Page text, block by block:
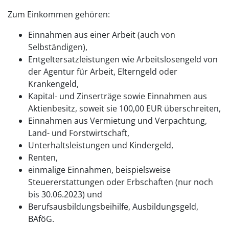
Zum Einkommen gehören:
Einnahmen aus einer Arbeit (auch von
Selbständigen),
Entgeltersatzleistungen wie Arbeitslosengeld von
der Agentur für Arbeit, Elterngeld oder
Krankengeld,
Kapital- und Zinserträge sowie Einnahmen aus
Aktienbesitz, soweit sie 100,00 EUR überschreiten,
Einnahmen aus Vermietung und Verpachtung,
Land- und Forstwirtschaft,
Unterhaltsleistungen und Kindergeld,
Renten,
einmalige Einnahmen, beispielsweise
Steuererstattungen oder Erbschaften (nur noch
bis 30.06.2023) und
Berufsausbildungsbeihilfe, Ausbildungsgeld,
BAföG.